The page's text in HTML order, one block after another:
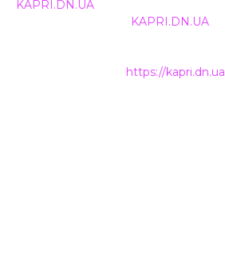
KAPRI.DN.UA
KAPRI.DN.UA
https://kapri.dn.ua